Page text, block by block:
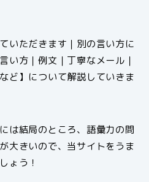
いただきます｜別の言い方に
い方｜例文｜丁寧なメール｜
ど】について解説していきま
は結局のところ、語彙力の問
大きいので、当サイトをうま
ょう！